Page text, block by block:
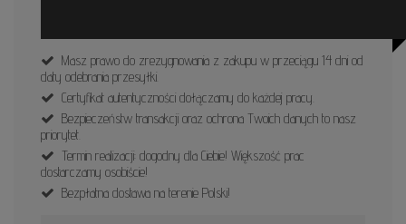
Masz prawo do zrezygnowania z zakupu w przeciągu 14 dni od
daty odebrania przesyłki.
Certyfikat autentyczności dołączamy do każdej pracy.
Bezpieczeństw transakcji oraz ochrona Twoich danych to nasz
priorytet.
Termin realizacji: dogodny dla Ciebie! Większość prac
dostarczamy osobiście!
Bezpłatna dostawa na terenie Polski!